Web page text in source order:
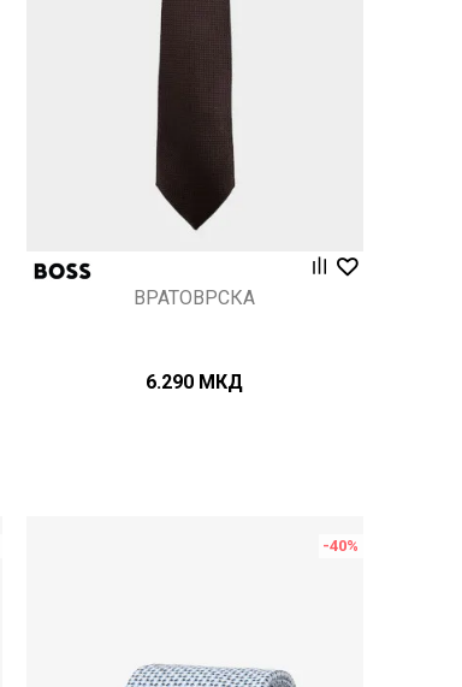
Uporedi
ВРАТОВРСКА
6.290 МКД
-40%